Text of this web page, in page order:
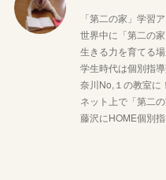
「第二の家」学習
世界中に「第二の
生きる力を育てる
学生時代は個別指
奈川No,１の教室に
ネット上で「第二
藤沢にHOME個別